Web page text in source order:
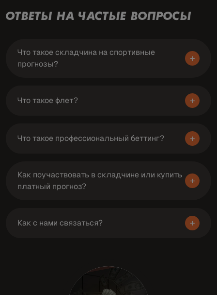
ОТВЕТЫ НА ЧАСТЫЕ ВОПРОСЫ
Что такое складчина на спортивные
прогнозы?
+
Что такое флет? +
Что такое профессиональный беттинг? +
Как поучаствовать в складчине или купить
платный прогноз?
+
Как с нами связаться? +